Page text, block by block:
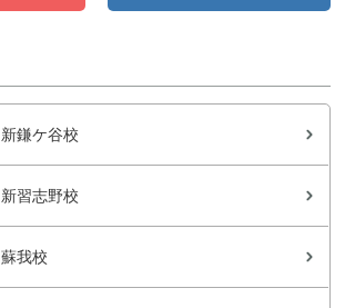
新鎌ケ谷校
新習志野校
蘇我校